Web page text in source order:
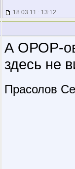
18.03.11 : 13:12
А ОРОР-
здесь не
Прасолов